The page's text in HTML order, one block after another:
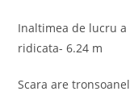
Inaltimea de lucru
ridicata- 6.24 m
Scara are